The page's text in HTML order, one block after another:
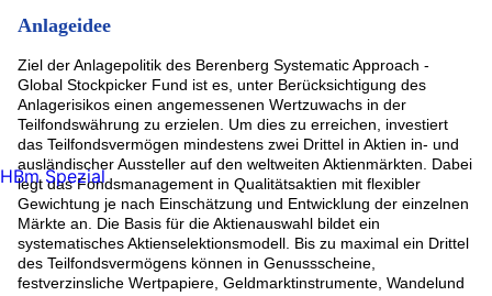
Zurich Insurance Group (2.39%)
Goldman Sachs Group Inc. (2.35%)
Johnson + Johnson (2.26%)
Waste Management Inc (2.1%)
Rest (11.51%)
Anlageidee
Ziel der Anlagepolitik des Berenberg Systematic Approach -
Global Stockpicker Fund ist es, unter Berücksichtigung des
Anlagerisikos einen angemessenen Wertzuwachs in der
Teilfondswährung zu erzielen. Um dies zu erreichen, investiert
das Teilfondsvermögen mindestens zwei Drittel in Aktien in- und
ausländischer Aussteller auf den weltweiten Aktienmärkten. Dabei
legt das Fondsmanagement in Qualitätsaktien mit flexibler
Gewichtung je nach Einschätzung und Entwicklung der einzelnen
Märkte an. Die Basis für die Aktienauswahl bildet ein
systematisches Aktienselektionsmodell. Bis zu maximal ein Drittel
des Teilfondsvermögens können in Genussscheine,
festverzinsliche Wertpapiere, Geldmarktinstrumente, Wandelund
HBm Spezial